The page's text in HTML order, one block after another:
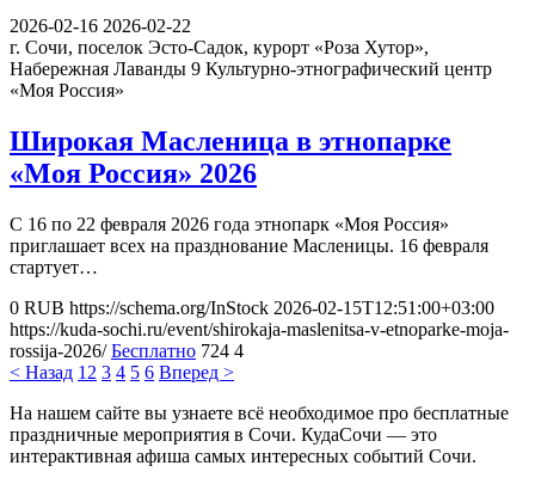
2026-02-16 2026-02-22
г. Сочи, поселок Эсто-Садок, курорт «Роза Хутор»,
Набережная Лаванды 9 Культурно-этнографический центр
«Моя Россия»
Широкая Масленица в этнопарке
«Моя Россия» 2026
С 16 по 22 февраля 2026 года этнопарк «Моя Россия»
приглашает всех на празднование Масленицы. 16 февраля
стартует…
0 RUB https://schema.org/InStock 2026-02-15T12:51:00+03:00
https://kuda-sochi.ru/event/shirokaja-maslenitsa-v-etnoparke-moja-
rossija-2026/ Бесплатно 724 4
< Назад 1 2 3 4 5 6 Вперед >
На нашем сайте вы узнаете всё необходимое про бесплатные
праздничные мероприятия в Сочи. КудаСочи — это
интерактивная афиша самых интересных событий Сочи.